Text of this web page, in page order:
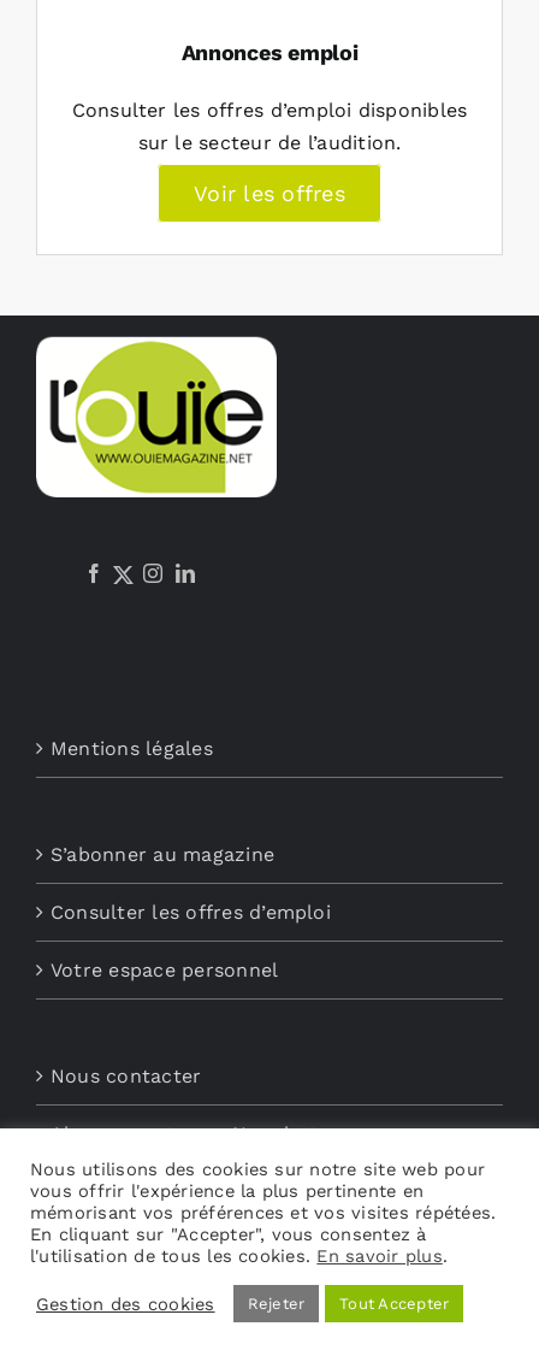
Annonces emploi
Consulter les offres d’emploi disponibles
sur le secteur de l’audition.
Voir les offres
Mentions légales
S’abonner au magazine
Consulter les offres d’emploi
Votre espace personnel
Nous contacter
Abonnements aux Newsletters
Découvrez My Audio
Nous utilisons des cookies sur notre site web pour
vous offrir l'expérience la plus pertinente en
mémorisant vos préférences et vos visites répétées.
En cliquant sur "Accepter", vous consentez à
l'utilisation de tous les cookies. En savoir plus.
Gestion des cookies Rejeter Tout Accepter